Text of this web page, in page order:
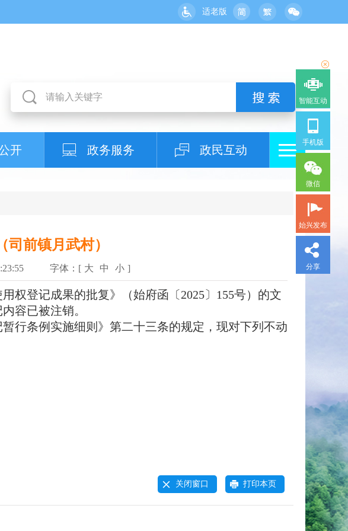
适老版
开 政务服务 政民互动
前镇月武村）
字体：[ 大 中 小 ]
登记成果的批复》（始府函〔2025〕155号）的文
容已被注销。
条例实施细则》第二十三条的规定，现对下列不动
关闭窗口 打印本页
智能互动
手机版
微信
始兴发布
分享